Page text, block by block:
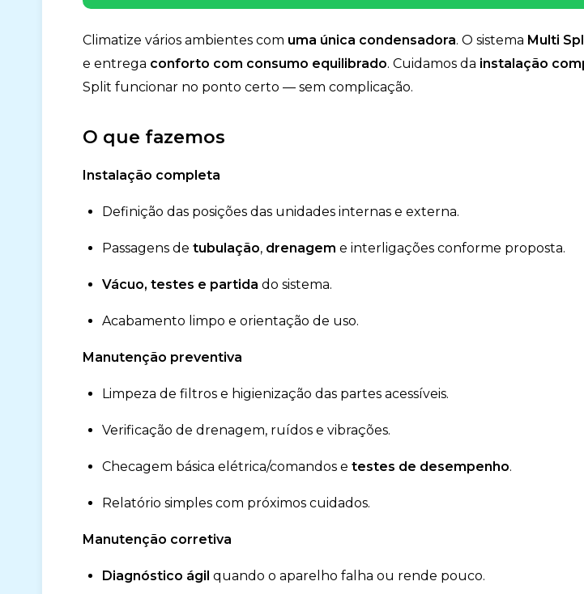
Climatize vários ambientes com uma única condensadora. O sistema Multi
e entrega conforto com consumo equilibrado. Cuidamos da instalação
Split funcionar no ponto certo — sem complicação.
O que fazemos
Instalação completa
Definição das posições das unidades internas e externa.
Passagens de tubulação, drenagem e interligações conforme proposta.
Vácuo, testes e partida do sistema.
Acabamento limpo e orientação de uso.
Manutenção preventiva
Limpeza de filtros e higienização das partes acessíveis.
Verificação de drenagem, ruídos e vibrações.
Checagem básica elétrica/comandos e testes de desempenho.
Relatório simples com próximos cuidados.
Manutenção corretiva
Diagnóstico ágil quando o aparelho falha ou rende pouco.